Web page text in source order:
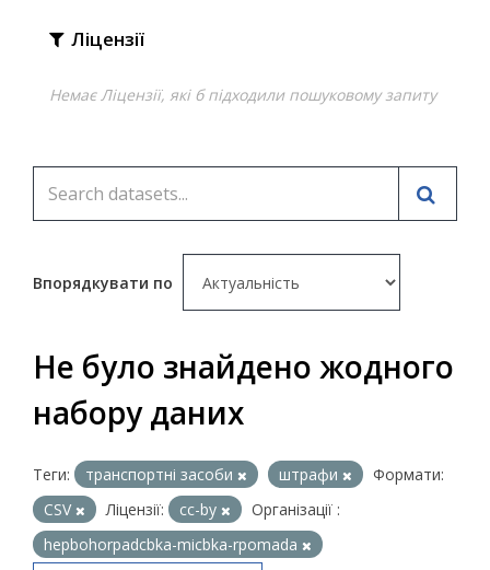
Ліцензії
Немає Ліцензії, які б підходили пошуковому запиту
Впорядкувати по
Не було знайдено жодного
набору даних
Теги: транспортні засоби штрафи
Формати:
CSV
Ліцензії: cc-by
Організації :
hepbohorpadcbka-micbka-rpomada